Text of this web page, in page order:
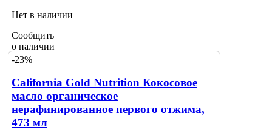
Нет в наличии
Сообщить
о наличии
-23%
California Gold Nutrition Кокосовое
масло органическое
нерафинированное первого отжима,
473 мл